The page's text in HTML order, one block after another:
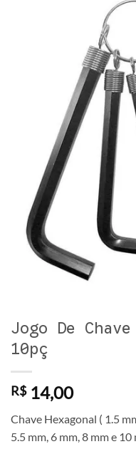
Jogo De
10pç
R$14,00
Chave Hexagonal ( 1.5
5.5 mm, 6 mm, 8 mm e